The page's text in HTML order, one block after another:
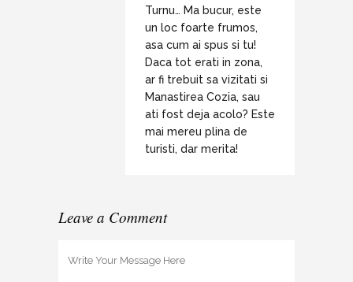
Turnu… Ma bucur, este
un loc foarte frumos,
asa cum ai spus si tu!
Daca tot erati in zona,
ar fi trebuit sa vizitati si
Manastirea Cozia, sau
ati fost deja acolo? Este
mai mereu plina de
turisti, dar merita!
Leave a Comment